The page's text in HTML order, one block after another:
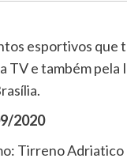
esportivos que
TV e também
2020
Tirreno Adriatico